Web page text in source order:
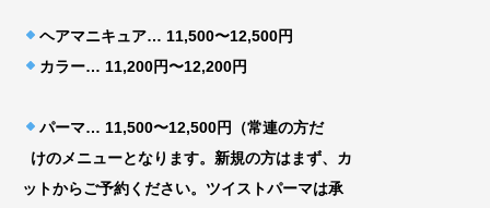
ヘアマニキュア… 11,500〜12,500円
カラー… 11,200円〜12,200円
パーマ… 11,500〜12,500円（常連の方だ
けのメニューとなります。新規の方はまず、カ
ッ トからご予約ください。ツイストパーマは承